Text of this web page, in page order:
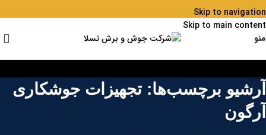
Skip to navigation
Skip to main content
منو
آرشیو برچسب‌ها: تجهیزات جوشکاری
آرگون